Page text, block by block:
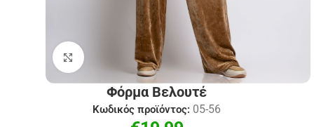
Click to enlarge
Φόρμα Βελουτέ
Κωδικός προϊόντος: 05-56